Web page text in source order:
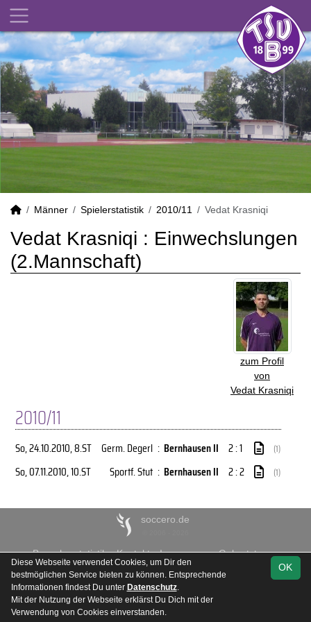
Männer Spielerstatistik 2010/11 Vedat Krasniqi
Vedat Krasniqi : Einwechslungen
(2.Mannschaft)
zum Profil
von
Vedat Krasniqi
2010/11
So, 24.10.2010, 8.ST Germ. Degerl : Bernhausen II 2 : 1 (1)
So, 07.11.2010, 10.ST Sportf. Stut : Bernhausen II 2 : 2 (1)
soccero.de
Besucherstatistik Kontakt Impressum
Geburtstage
Datenschutz
OK
Diese Webseite verwendet Cookies, um Dir den
bestmöglichen Service bieten zu können. Entsprechende
Informationen findest Du unter Datenschutz.
Mit der Nutzung der Webseite erklärst Du Dich mit der
Verwendung von Cookies einverstanden.